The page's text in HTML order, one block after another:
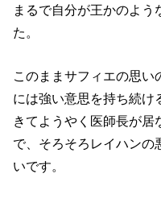
まるで自分が王かのよう
た。
このままサフィエの思い
には強い意思を持ち続け
きてようやく医師長が居
で、そろそろレイハンの
いです。